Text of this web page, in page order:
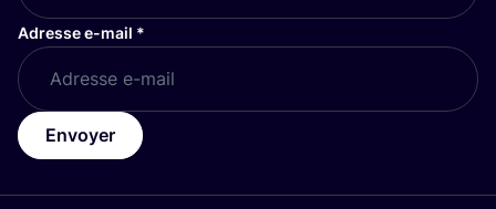
Adresse e-mail *
Envoyer